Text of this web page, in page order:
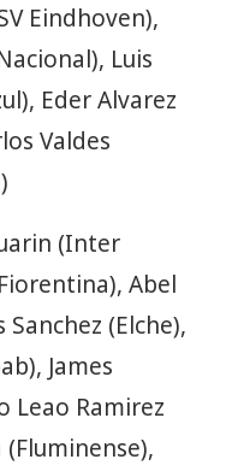
Eindhoven),
Luis
Eder Alvarez
Valdes
(Inter
Abel
(Elche),
James
Leao Ramirez